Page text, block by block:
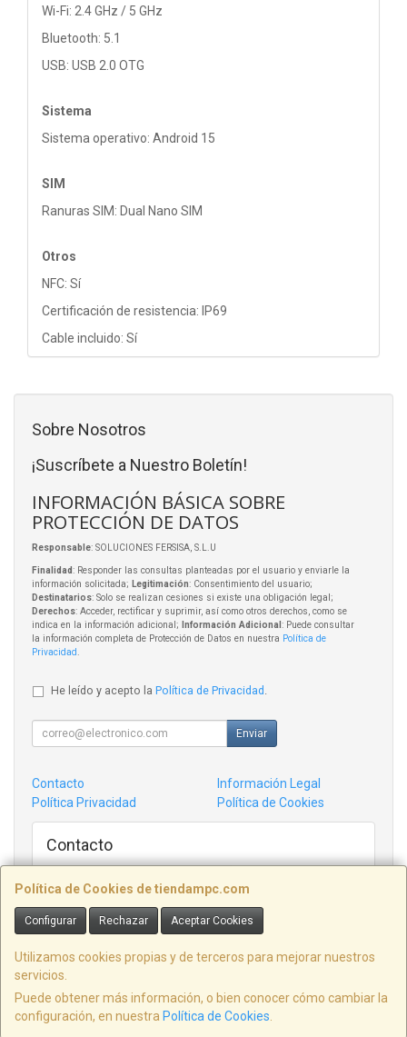
Wi-Fi: 2.4 GHz / 5 GHz
Bluetooth: 5.1
USB: USB 2.0 OTG
Sistema
Sistema operativo: Android 15
SIM
Ranuras SIM: Dual Nano SIM
Otros
NFC: Sí
Certificación de resistencia: IP69
Cable incluido: Sí
Política de Cookies de tiendampc.com
Configurar Rechazar Aceptar Cookies
Utilizamos cookies propias y de terceros para mejorar nuestros
servicios.
Puede obtener más información, o bien conocer cómo cambiar la
configuración, en nuestra Política de Cookies
Sobre Nosotros
¡Suscríbete a Nuestro Boletín!
INFORMACIÓN BÁSICA SOBRE
PROTECCIÓN DE DATOS
Responsable: SOLUCIONES FERSISA, S.L.U
Finalidad: Responder las consultas planteadas por el usuario y enviarle la
información solicitada; Legitimación: Consentimiento del usuario;
Destinatarios: Solo se realizan cesiones si existe una obligación legal;
Derechos: Acceder, rectificar y suprimir, así como otros derechos, como se
indica en la información adicional;
Información Adicional : Puede consultar
la información completa de Protección de Datos en nuestra Política de
Privacidad
He leído y acepto la Política de Privacidad
Enviar
Contacto
Información Legal
Política Privacidad
Política de Cookies
Contacto
admin@tiendampc.com
Informatica Villaviciosa C/ Victor garcia de la concha 14 Bajo, ASTURIAS,
España. - C.I.F.: B74370032 -
Tfno: 98484618